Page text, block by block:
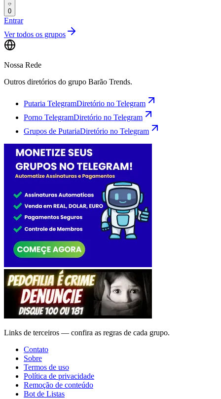
0
Entrar
Ver todos os grupos
Nossa Rede
Outros diretórios do grupo Barão Trends.
Putaria TelegramDiretório no Telegram
Porno TelegramDiretório no Telegram
Grupos de PutariaDiretório no Telegram
Links de terceiros — confira as regras de cada grupo.
Contato
Sobre
Termos de uso
Política de privacidade
Remoção de conteúdo
Bot de Listas